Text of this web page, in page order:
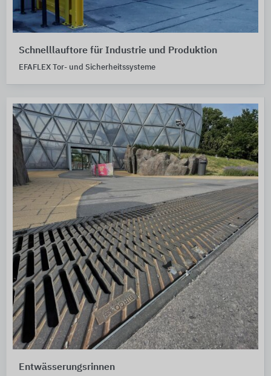
Schnelllauftore für Industrie und Produktion
EFAFLEX Tor- und Sicherheitssysteme
Entwässerungsrinnen